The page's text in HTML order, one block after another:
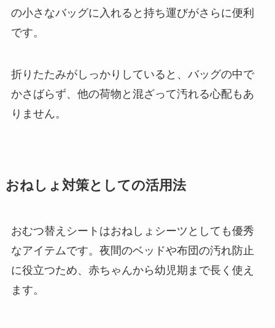
の小さなバッグに入れると持ち運びがさらに便利
です。
折りたたみがしっかりしていると、バッグの中で
かさばらず、他の荷物と混ざって汚れる心配もあ
りません。
おねしょ対策としての活用法
おむつ替えシートはおねしょシーツとしても優秀
なアイテムです。夜間のベッドや布団の汚れ防止
に役立つため、赤ちゃんから幼児期まで長く使え
ます。